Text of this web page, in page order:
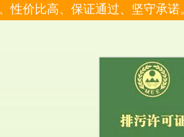
性价比高、保证通过、坚守承诺